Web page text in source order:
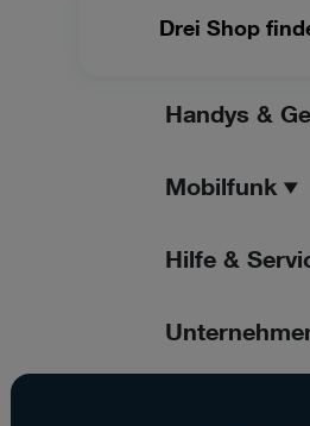
Drei Shop
Handys &
Mobilfunk
Hilfe &